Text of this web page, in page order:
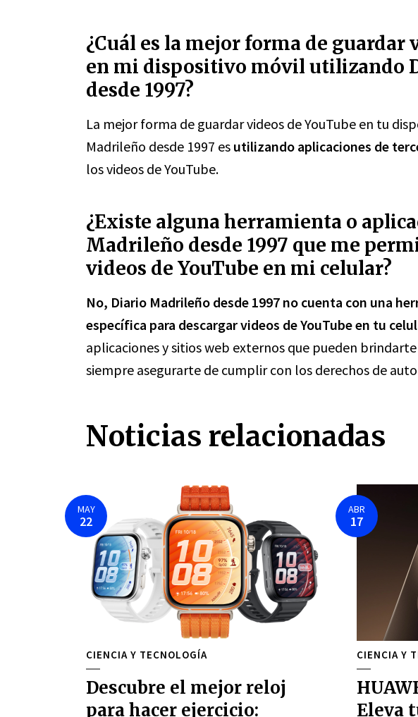
¿Cuál es la mejor forma de guardar
en mi dispositivo móvil utilizando
desde 1997?
La mejor forma de guardar videos de YouTube en tu
Madrileño desde 1997 es utilizando aplicaciones de
los videos de YouTube.
¿Existe alguna herramienta o
Madrileño desde 1997 que me
videos de YouTube en mi celular?
No, Diario Madrileño desde 1997 no cuenta con una
específica para descargar videos de YouTube en tu
aplicaciones y sitios web externos que pueden
siempre asegurarte de cumplir con los derechos de
Noticias relacionadas
MAY
22
CIENCIA Y TECNOLOGÍA
Descubre el mejor reloj
para hacer ejercicio:
ABR
17
CIENCIA Y
Eleva